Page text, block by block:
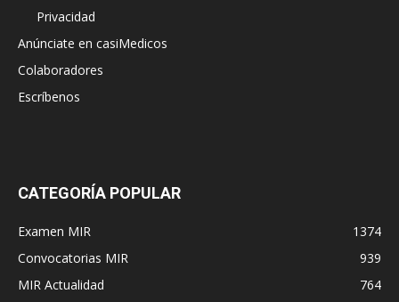
Privacidad
Anúnciate en casiMedicos
Colaboradores
Escríbenos
CATEGORÍA POPULAR
Examen MIR
1374
Convocatorias MIR
939
MIR Actualidad
764